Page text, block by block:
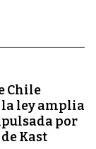
Chile
la ley amplia
por
Kast